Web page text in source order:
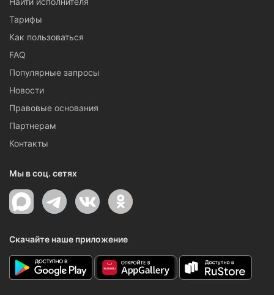
Тарифы
Как пользоваться
FAQ
Популярные запросы
Новости
Правовые основания
Партнерам
Контакты
Мы в соц. сетях
Скачайте наше приложение